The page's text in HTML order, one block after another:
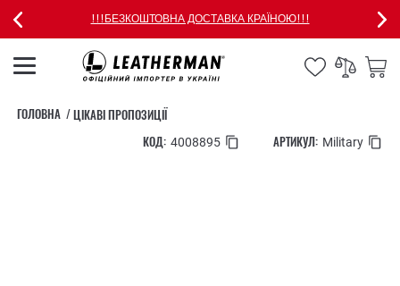
!!!БЕЗКОШТОВНА ДОСТАВКА КРАЇНОЮ!!!
ГОЛОВНА
ЦІКАВІ ПРОПОЗИЦІЇ
КОД: 4008895 АРТИКУЛ: Military